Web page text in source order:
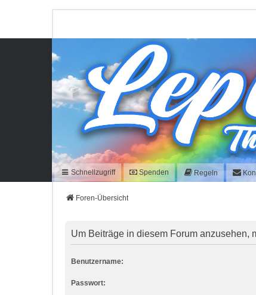
Schnellzugriff Spenden Regeln
Foren-Übersicht
Um Beiträge in diesem Forum anzusehen,
Benutzername:
Passwort: